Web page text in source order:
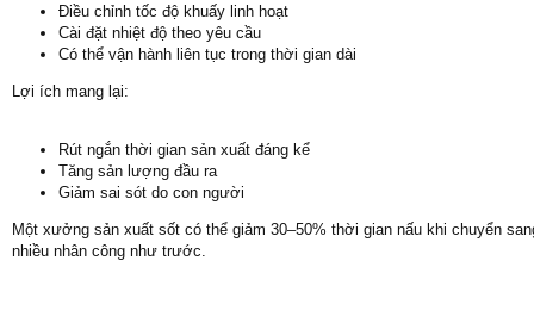
Điều chỉnh tốc độ khuấy linh hoạt
Cài đặt nhiệt độ theo yêu cầu
Có thể vận hành liên tục trong thời gian dài
Lợi ích mang lại:
Rút ngắn thời gian sản xuất đáng kể
Tăng sản lượng đầu ra
Giảm sai sót do con người
Một xưởng sản xuất sốt có thể giảm 30–50% thời gian nấu khi chuyển
nhiều nhân công như trước.